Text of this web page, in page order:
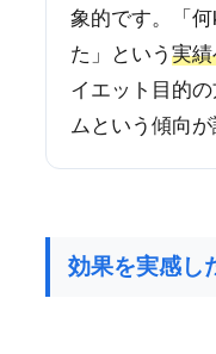
象的です。「
た」という 実
イエット目的
ムという傾向が
効果を実感し